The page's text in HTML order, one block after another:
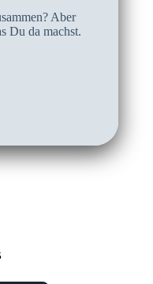
Aber
Du da machst.